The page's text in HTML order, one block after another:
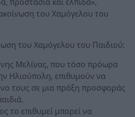
του Χαμόγελου του
του Χαμόγελου του Παιδιού:
Μελίνας, που τόσο πρόωρα
Ηλιούπολη, επιθυμούν να
τους σε μια πράξη προσφοράς
το επιθυμεί μπορεί να